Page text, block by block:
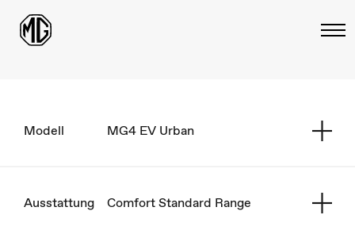
Modell MG4 EV Urban
Ausstattung Comfort Standard Range